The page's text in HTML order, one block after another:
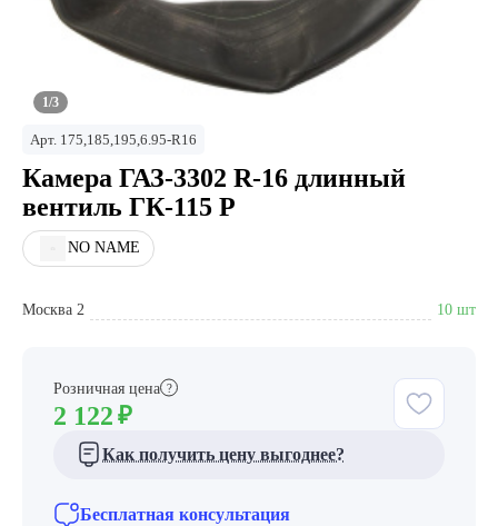
Розничная цена ?
2 122 ₽
Как получить цену выгоднее?
Бесплатная консультация
1/3
Арт. 175,185,195,6.95-R16
Камера ГАЗ-3302 R-16 длинный
вентиль ГК-115 Р
NO NAME
Москва 2 10 шт